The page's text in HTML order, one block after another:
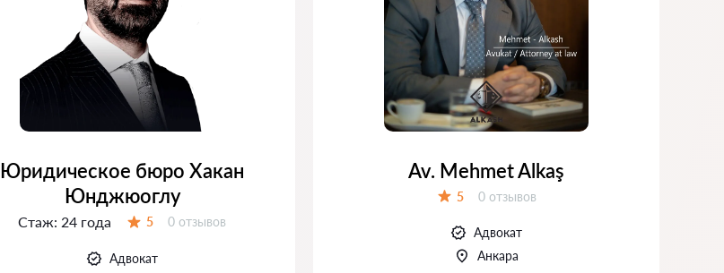
Юридическое бюро Хакан
Юнджюоглу
Стаж: 24 года 5 Отзывов:
0 отзывов
Адвокат
Av. Mehmet Alkaş
5 Отзывов:
0 отзывов
Адвокат
Анкара